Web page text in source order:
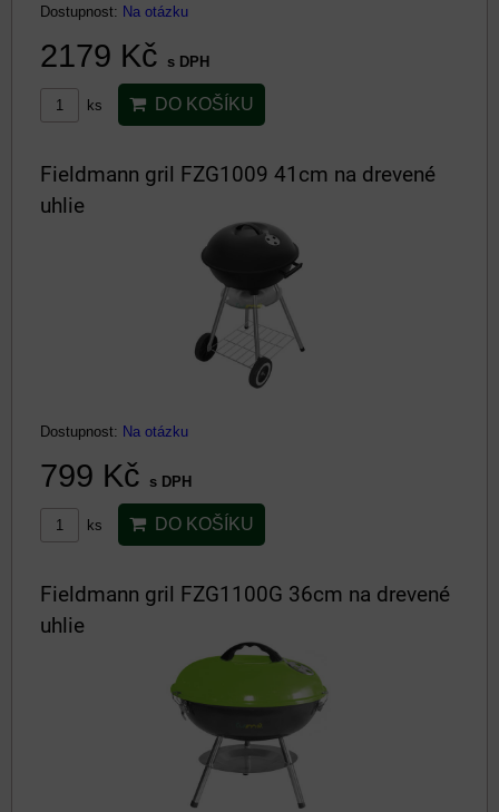
Dostupnost: Na otázku
2179 Kč s DPH
ks DO KOŠÍKU
Fieldmann gril FZG1009 41cm na drevené
uhlie
Dostupnost: Na otázku
799 Kč s DPH
ks DO KOŠÍKU
Fieldmann gril FZG1100G 36cm na drevené
uhlie